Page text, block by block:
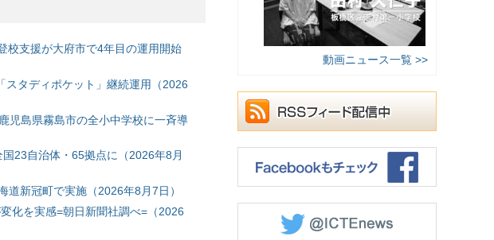
校支援が大府市で4年目の運用開始
スタディポケット」継続運用（2026
児島県霧島市の全小中学校に一斉導
23自治体・65拠点に（2026年8月
新冠町で実施（2026年8月7日）
化を実感=朝日新聞社調べ=（2026
動画ニュース一覧 >>